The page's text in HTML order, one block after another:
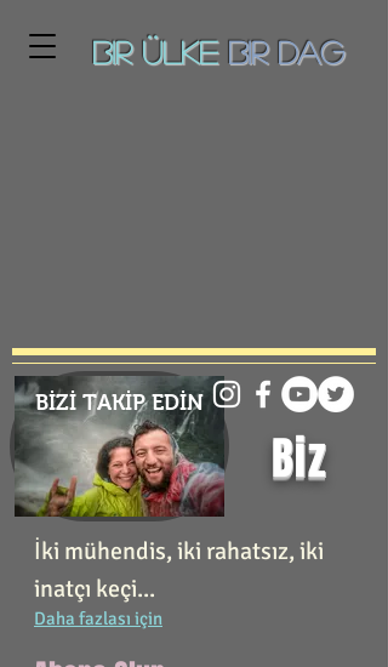
Bir ÜLKEBiR DAg
Biz
BİZİ TAKİP EDİN
İki mühendis, iki rahatsız, iki
inatçı keçi...
Daha fazlası için